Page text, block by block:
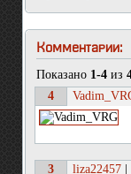
Комментарии:
Показано 1-4 из
4
3 liza22457